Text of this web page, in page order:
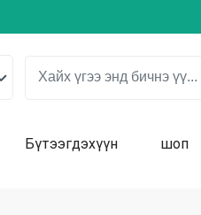
Бүтээгдэхүүн шоп